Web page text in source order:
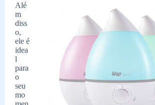
Alé
m
diss
o,
ele é
idea
l
para
o
seu
mo